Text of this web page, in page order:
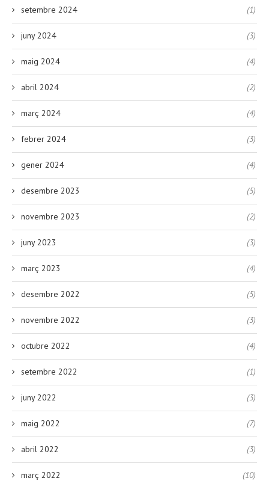
setembre 2024 (1)
juny 2024 (3)
maig 2024 (4)
abril 2024 (2)
març 2024 (4)
febrer 2024 (3)
gener 2024 (4)
desembre 2023 (5)
novembre 2023 (2)
juny 2023 (3)
març 2023 (4)
desembre 2022 (5)
novembre 2022 (3)
octubre 2022 (4)
setembre 2022 (1)
juny 2022 (3)
maig 2022 (7)
abril 2022 (3)
març 2022 (10)